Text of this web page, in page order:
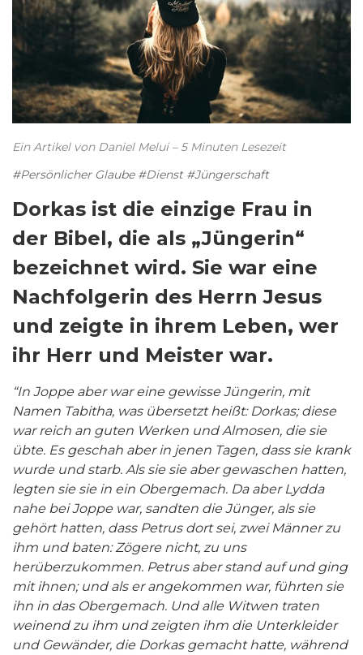
Ein Artikel von Daniel Melui – 5 Minuten Lesezeit
#Persönlicher Glaube #Dienst #Jüngerschaft
Dorkas ist die einzige Frau in
der Bibel, die als „Jüngerin“
bezeichnet wird. Sie war eine
Nachfolgerin des Herrn Jesus
und zeigte in ihrem Leben, wer
ihr Herr und Meister war.
“In Joppe aber war eine gewisse Jüngerin, mit
Namen Tabitha, was übersetzt heißt: Dorkas; diese
war reich an guten Werken und Almosen, die sie
übte. Es geschah aber in jenen Tagen, dass sie krank
wurde und starb. Als sie sie aber gewaschen hatten,
legten sie sie in ein Obergemach. Da aber Lydda
nahe bei Joppe war, sandten die Jünger, als sie
gehört hatten, dass Petrus dort sei, zwei Männer zu
ihm und baten: Zögere nicht, zu uns
herüberzukommen. Petrus aber stand auf und ging
mit ihnen; und als er angekommen war, führten sie
ihn in das Obergemach. Und alle Witwen traten
weinend zu ihm und zeigten ihm die Unterkleider
und Gewänder, die Dorkas gemacht hatte, während